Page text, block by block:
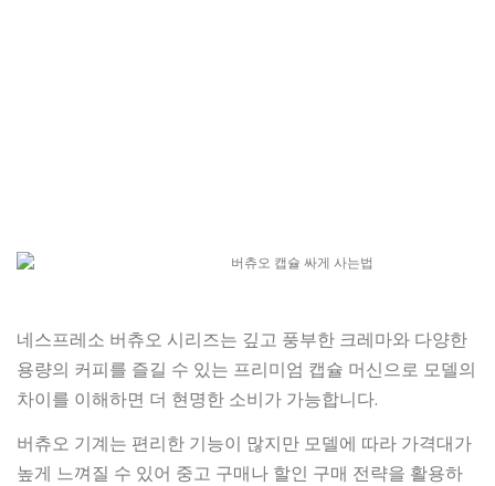
네스프레소 버츄오 시리즈는 깊고 풍부한 크레마와 다양한
용량의 커피를 즐길 수 있는 프리미엄 캡슐 머신으로 모델의
차이를 이해하면 더 현명한 소비가 가능합니다.
버츄오 기계는 편리한 기능이 많지만 모델에 따라 가격대가
높게 느껴질 수 있어 중고 구매나 할인 구매 전략을 활용하